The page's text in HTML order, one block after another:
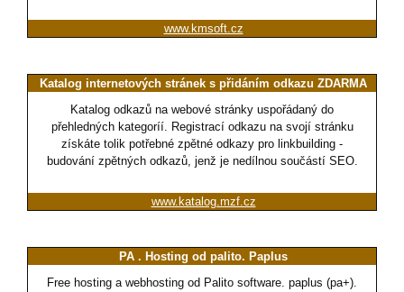
www.kmsoft.cz
Katalog internetových stránek s přidáním odkazu ZDARMA
Katalog odkazů na webové stránky uspořádaný do
přehledných kategoríí. Registrací odkazu na svojí stránku
získáte tolik potřebné zpětné odkazy pro linkbuilding -
budování zpětných odkazů, jenž je nedílnou součástí SEO.
www.katalog.mzf.cz
PA . Hosting od palito. Paplus
Free hosting a webhosting od Palito software. paplus (pa+).